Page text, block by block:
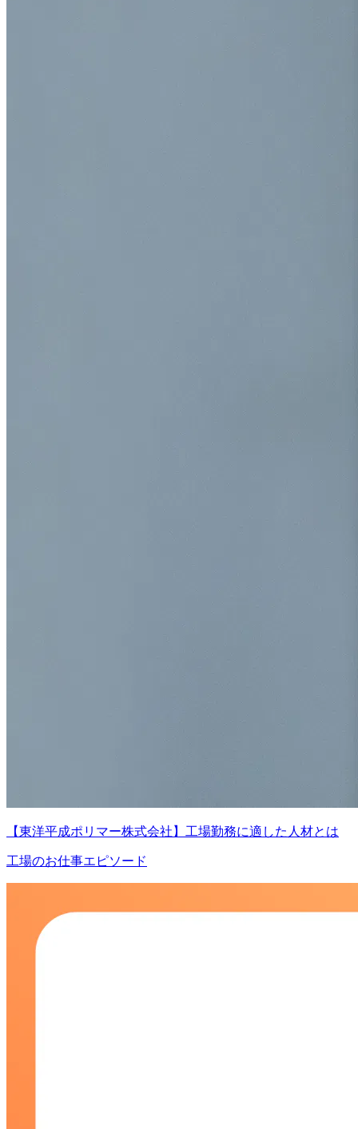
【東洋平成ポリマー株式会社】工場勤務に適した人材とは
工場のお仕事エピソード